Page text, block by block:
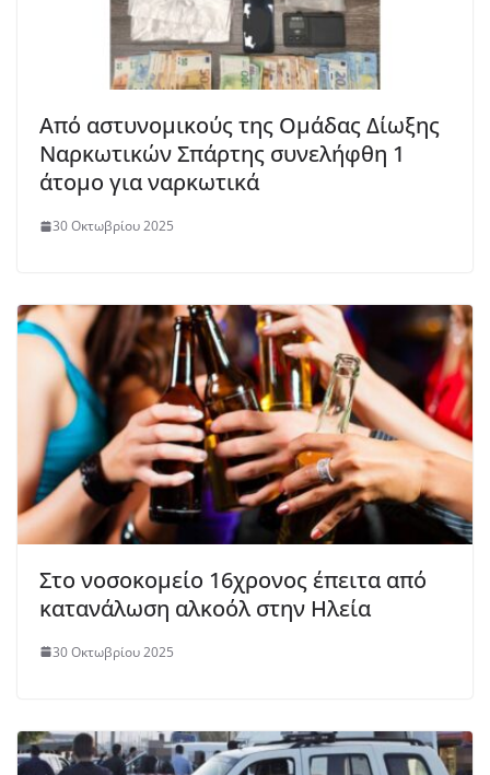
Από αστυνομικούς της Ομάδας Δίωξης
Ναρκωτικών Σπάρτης συνελήφθη 1
άτομο για ναρκωτικά
30 Οκτωβρίου 2025
Στο νοσοκομείο 16χρονος έπειτα από
κατανάλωση αλκοόλ στην Ηλεία
30 Οκτωβρίου 2025